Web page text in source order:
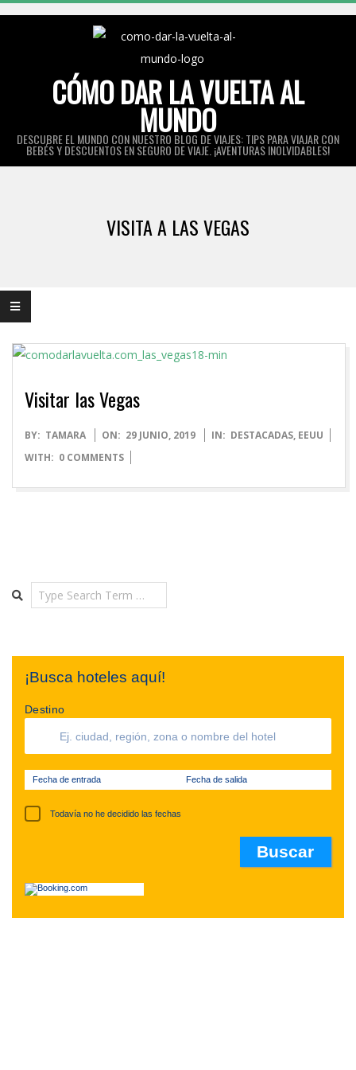
CÓMO DAR LA VUELTA AL
MUNDO
DESCUBRE EL MUNDO CON NUESTRO BLOG DE VIAJES: TIPS PARA VIAJAR CON
BEBÉS Y DESCUENTOS EN SEGURO DE VIAJE. ¡AVENTURAS INOLVIDABLES!
VISITA A LAS VEGAS
Visitar las Vegas
2019-
06-
BY: TAMARA ON: 29 JUNIO, 2019 IN: DESTACADAS, EEUU
WITH: 0 COMMENTS
Search
¡Busca hoteles aquí!
Destino
Fecha de entrada Fecha de salida
Todavía no he decidido las fechas